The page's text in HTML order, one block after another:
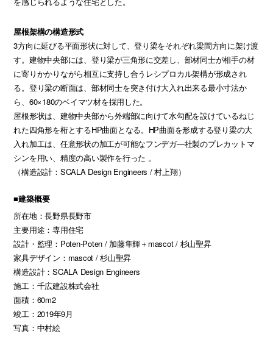
屋根架構の構造形式
3方向に延びる平面形状に対して、登り梁をそれぞれ梁間方向に架け渡
す。建物中央部には、登り梁が三角形に交差し、部材同士が相手の材
に寄りかかりながら相互に支持し合うレシプロカル架構が形成され
る。登り梁の断面は、部材同士を突き付け大入れ出来る最小寸法か
ら、60×180のベイマツ材を採用した。
屋根形状は、建物中央部から外端部に向けて水勾配を設けているねじ
れた四角形を桁とするHP曲面となる。HP曲面を形成する登り梁の大
入れ加工は、任意形状の加工が可能なフンデガ―社製のプレカットマ
シンを用い、精度の高い製作を行った 。
（構造設計：SCALA Design Engineers / 村上翔）
■建築概要
所在地：長野県長野市
主要用途：専用住宅
設計・監理：Poten-Poten / 加藤隼輝＋mascot / 杉山聖昇
家具デザイン：mascot / 杉山聖昇
構造設計：SCALA Design Engineers
施工：千広建設株式会社
面積：60m2
竣工：2019年9月
写真：中村絵